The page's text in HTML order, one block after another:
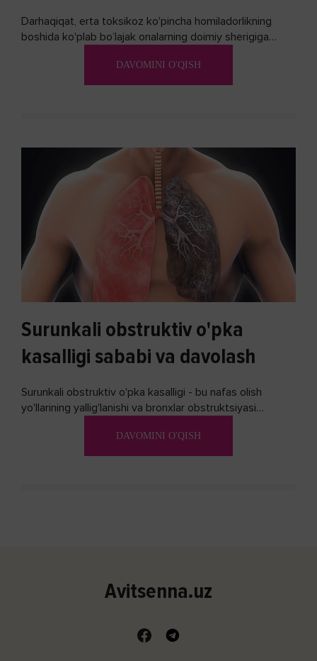
Darhaqiqat, erta toksikoz ko'pincha homiladorlikning
boshida ko'plab bo’lajak onalarning doimiy sherigiga
biron bir usuli bormi?DAVOMINI O'QISH
Surunkali obstruktiv o'pka
kasalligi sababi va davolash
Surunkali obstruktiv o'pka kasalligi - bu nafas olish
yo'llarining yallig'lanishi va bronxlar obstruktsiyasi
DAVOMINI O'QISH
Avitsenna.uz